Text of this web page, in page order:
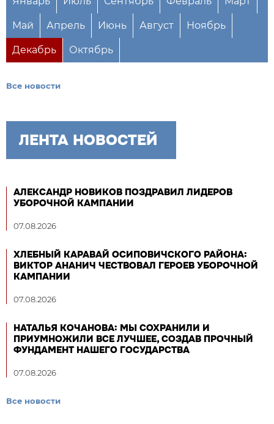
Май Апрель Июнь Август Ноябрь
Декабрь Октябрь
Все новости
ЛЕНТА НОВОСТЕЙ
АЛЕКСАНДР НОВИКОВ ПОЗДРАВИЛ ЛИДЕРОВ
УБОРОЧНОЙ КАМПАНИИ
07.08.2026
ХЛЕБНЫЙ КАРАВАЙ ОСИПОВИЧСКОГО РАЙОНА:
ВИКТОР АНАНИЧ ЧЕСТВОВАЛ ГЕРОЕВ УБОРОЧНОЙ
КАМПАНИИ
07.08.2026
НАТАЛЬЯ КОЧАНОВА: МЫ СОХРАНИЛИ И
ПРИУМНОЖИЛИ ВСЕ ЛУЧШЕЕ, СОЗДАВ ПРОЧНЫЙ
ФУНДАМЕНТ НАШЕГО ГОСУДАРСТВА
07.08.2026
Все новости